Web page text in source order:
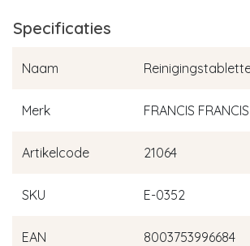
Specificaties
Naam
Merk FRANCIS FRANCIS
Artikelcode 21064
SKU E-0352
EAN 8003753996684